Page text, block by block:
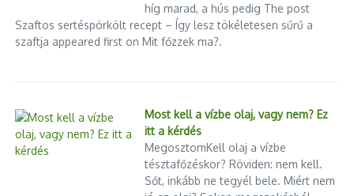
híg marad, a hús pedig The post
Szaftos sertéspörkölt recept – Így lesz tökéletesen sűrű a
szaftja appeared first on Mit főzzek ma?.
Most kell a vízbe olaj, vagy nem? Ez
itt a kérdés
MegosztomKell olaj a vízbe
tésztafőzéskor? Röviden: nem kell.
Sőt, inkább ne tegyél bele. Miért nem